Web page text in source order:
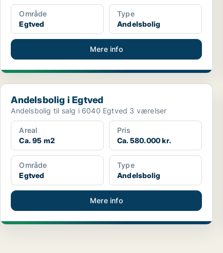
Område
Egtved
Type
Andelsbolig
Mere info
Andelsbolig i Egtved
Andelsbolig i Egtved
Andelsbolig til salg i 6040 Egtved 3 værelser
Areal
Ca. 95 m2
Pris
Ca. 580.000 kr.
Område
Egtved
Type
Andelsbolig
Mere info